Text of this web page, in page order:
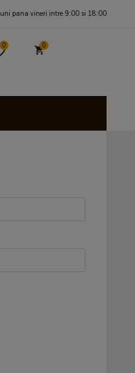
pana vineri intre 9:00 si 18:00
0 0